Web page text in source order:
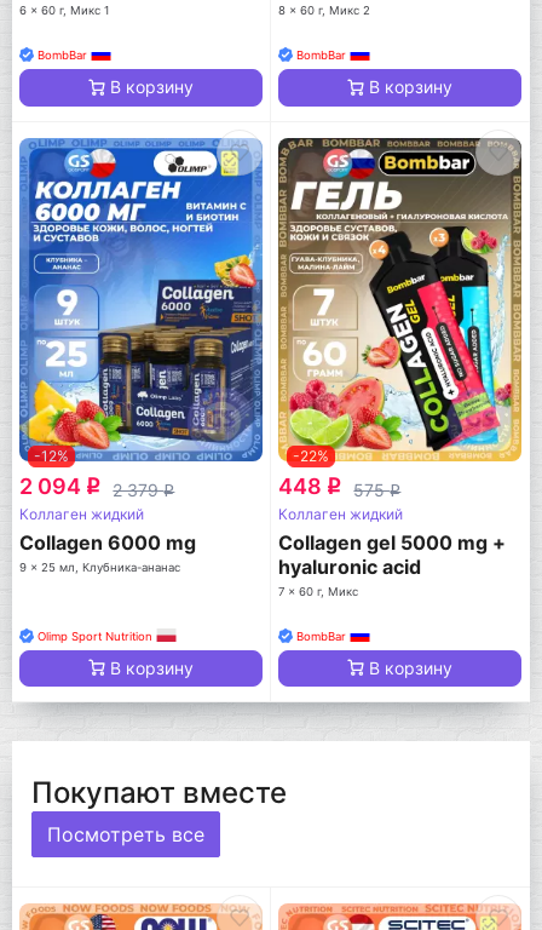
6 x 60 г, Микс 1
BombBar
В корзину
8 x 60 г, Микс 2
BombBar
В корзину
-12%
2 094 q 2 379q
Коллаген жидкий
Collagen 6000 mg
9 x 25 мл, Клубника-ананас
Olimp Sport Nutrition
В корзину
-22%
448 q 575q
Коллаген жидкий
Collagen gel 5000 mg +
hyaluronic acid
7 x 60 г, Микс
BombBar
В корзину
Покупают вместе
Посмотреть все